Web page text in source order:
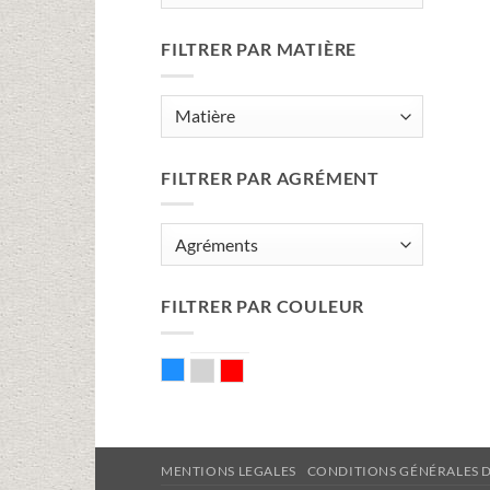
FILTRER PAR MATIÈRE
FILTRER PAR AGRÉMENT
FILTRER PAR COULEUR
MENTIONS LEGALES CONDITIONS GÉNÉRALES